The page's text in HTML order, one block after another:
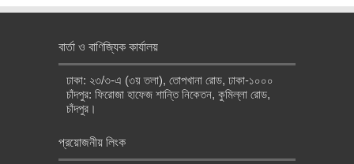
বার্তা ও বাণিজ্যিক কার্যালয়
ঢাকা: ২৩/৩-এ (৩য় তলা), তোপখানা রোড, ঢাকা-১০০০
চাঁদপুর: ফিরোজা হাফেজ শান্তি নিকেতন, কুমিল্লা রোড,
চাঁদপুর।
প্রয়োজনীয় লিংক